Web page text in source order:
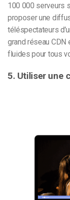
100 000 serveurs
proposer une
téléspectateurs
grand réseau
fluides pour tous
5. Utiliser une